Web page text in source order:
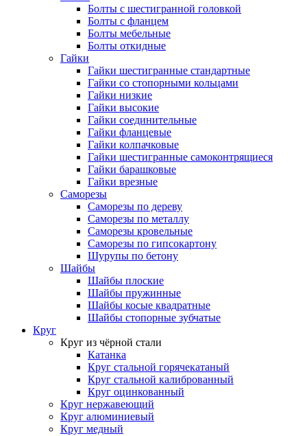
Болты с шестигранной головкой
Болты с фланцем
Болты мебельные
Болты откидные
Гайки
Гайки шестигранные стандартные
Гайки со стопорными кольцами
Гайки низкие
Гайки высокие
Гайки соединительные
Гайки фланцевые
Гайки колпачковые
Гайки шестигранные самоконтрящиеся
Гайки барашковые
Гайки врезные
Саморезы
Саморезы по дереву
Саморезы по металлу
Саморезы кровельные
Саморезы по гипсокартону
Шурупы по бетону
Шайбы
Шайбы плоские
Шайбы пружинные
Шайбы косые квадратные
Шайбы стопорные зубчатые
Круг
Круг из чёрной стали
Катанка
Круг стальной горячекатаный
Круг стальной калиброванный
Круг оцинкованный
Круг нержавеющий
Круг алюминиевый
Круг медный